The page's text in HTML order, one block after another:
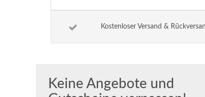
Kostenloser Versand &
Keine Angebote und